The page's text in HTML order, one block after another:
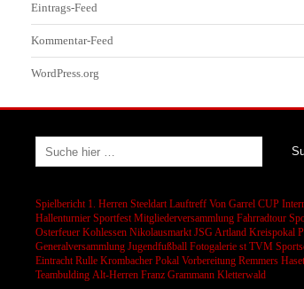
Eintrags-Feed
Kommentar-Feed
WordPress.org
Spielbericht 1. Herren Steeldart Lauftreff Von Garrel CUP
Hallenturnier Sportfest Mitgliederversammlung Fahrradtour
Osterfeuer Kohlessen Nikolausmarkt JSG Artland Kreispokal
Generalversammlung Jugendfußball Fotogalerie st TVM
Eintracht Rulle Krombacher Pokal Vorbereitung Remmers
Teambulding Alt-Herren Franz Grammann Kletterwald